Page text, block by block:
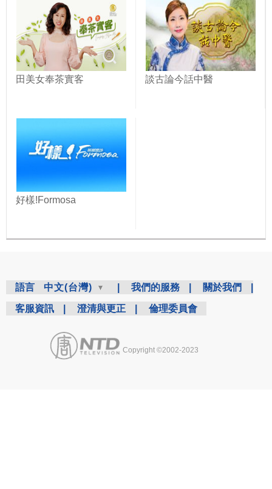
田美女奉茶實客 談古論今話中醫
好樣!Formosa
語言 中文(台灣) 我們的服務 關於我們
客服資訊 澄清與更正 倫理委員會
Copyright ©2002-2023